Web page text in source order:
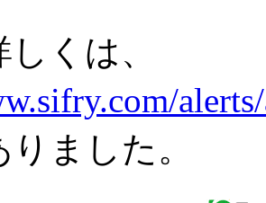
くは、
ました。